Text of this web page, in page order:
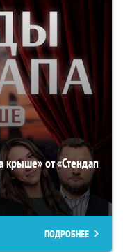
крыше» от «Стендап
ПОДРОБНЕЕ